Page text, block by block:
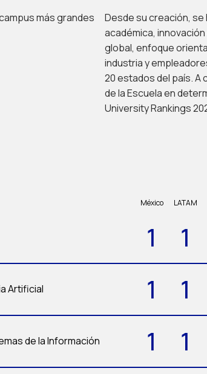
más grandes
Desde su creación,
académica,
global, enfoque
industria y
20 estados del país.
de la Escuela en
University Rankings
México LATAM
1 1
Artificial 1 1
de la Información 1 1